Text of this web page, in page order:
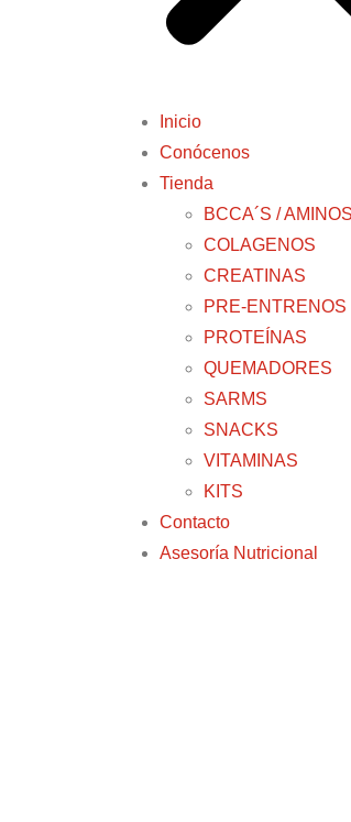
Inicio
Conócenos
Tienda
BCCA´S /
COLAGENOS
CREATINAS
PRE-ENTRENOS
PROTEÍNAS
QUEMADORES
SARMS
SNACKS
VITAMINAS
KITS
Contacto
Asesoría Nutricional